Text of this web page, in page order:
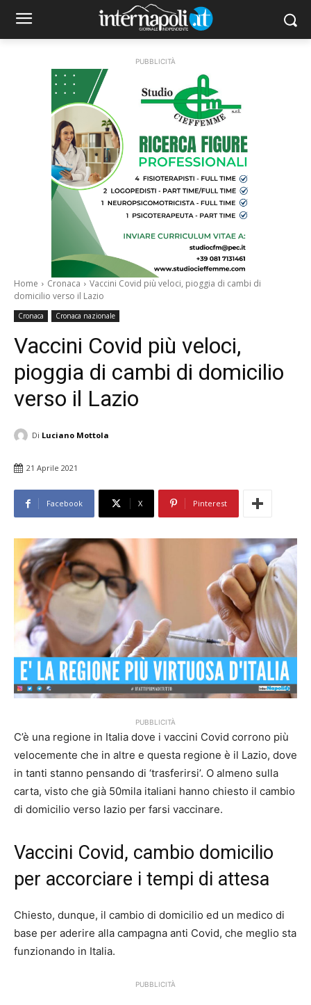
PUBBLICITÀ
Home Cronaca
Vaccini Covid più veloci, pioggia di cambi di
domicilio verso il Lazio
Cronaca Cronaca nazionale
Vaccini Covid più veloci,
pioggia di cambi di domicilio
verso il Lazio
Di Luciano Mottola
21 Aprile 2021
Facebook X Pinterest
PUBBLICITÀ
C’è una regione in Italia dove i vaccini Covid corrono più
velocemente che in altre e questa regione è il Lazio, dove
in tanti stanno pensando di ‘trasferirsi’. O almeno sulla
carta, visto che già 50mila italiani hanno chiesto il cambio
di domicilio verso lazio per farsi vaccinare.
Vaccini Covid, cambio domicilio
per accorciare i tempi di attesa
Chiesto, dunque, il cambio di domicilio ed un medico di
base per aderire alla campagna anti Covid, che meglio sta
funzionando in Italia.
PUBBLICITÀ